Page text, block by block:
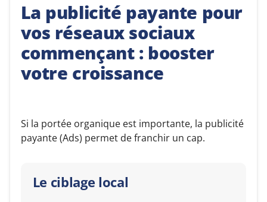
La publicité payante pour
vos réseaux sociaux
commençant : booster
votre croissance
Si la portée organique est importante, la publicité
payante (Ads) permet de franchir un cap.
Le ciblage local